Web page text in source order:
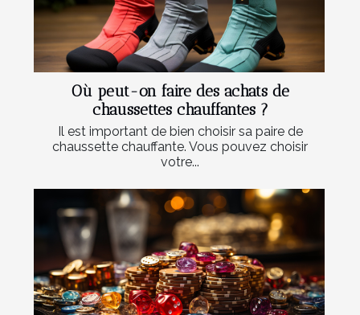
Où peut-on faire des achats de
chaussettes chauffantes ?
Il est important de bien choisir sa paire de
chaussette chauffante. Vous pouvez choisir
votre...